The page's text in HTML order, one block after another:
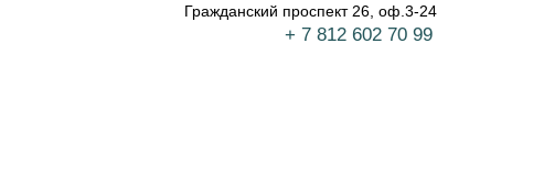
Гражданский проспект 26, оф.3-24
+ 7 812 602 70 99